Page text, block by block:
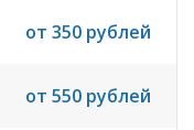
от 350 рублей
от 550 рублей